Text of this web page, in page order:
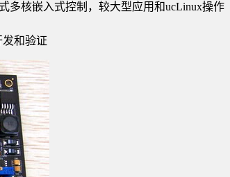
多核嵌入式控制，较大型应用和ucLinux操作
发和验证